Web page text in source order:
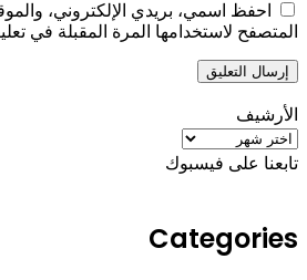
احفظ اسمي، بريدي الإلكتروني،
المتصفح لاستخدامها المرة المقبلة في
الأرشيف
الأرشيف
تابعنا على فيسبوك
Categories